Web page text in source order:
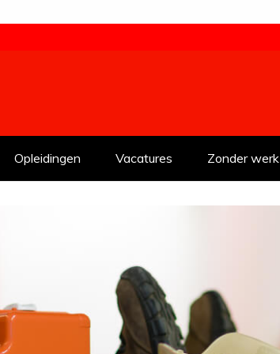
Opleidingen Vacatures Zonder werk